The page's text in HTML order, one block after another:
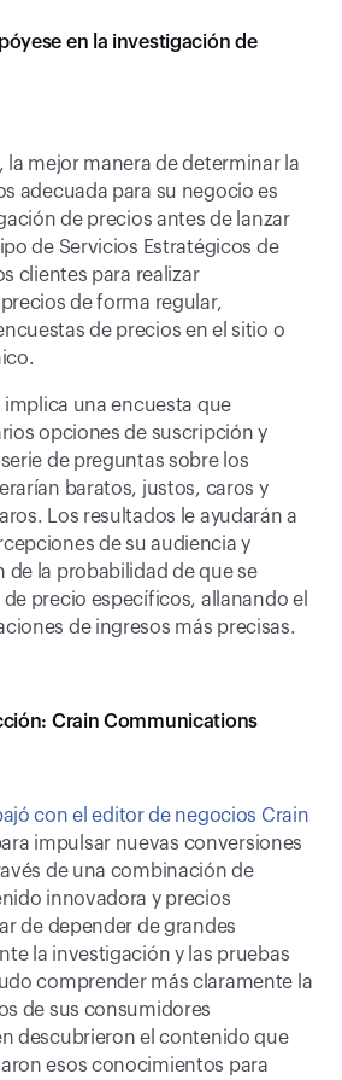
en la investigación de
la mejor manera de determinar la
adecuada para su negocio es
de precios antes de lanzar
de Servicios Estratégicos de
clientes para realizar
de forma regular,
de precios en el sitio o
implica una encuesta que
opciones de suscripción y
de preguntas sobre los
baratos, justos, caros y
Los resultados le ayudarán a
de su audiencia y
de la probabilidad de que se
precio específicos, allanando el
de ingresos más precisas.
Crain Communications
con el editor de negocios Crain
impulsar nuevas conversiones
de una combinación de
innovadora y precios
de depender de grandes
la investigación y las pruebas
comprender más claramente la
de sus consumidores
descubrieron el contenido que
esos conocimientos para